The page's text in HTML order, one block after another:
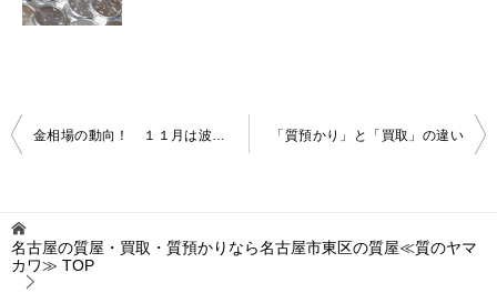
投
ビ
ゲ
金相場の動向！ １１月は波乱の様相？ 「質預かり」と「買取」の違い
名古屋の質屋・買取・質預かりなら名古屋市東区の質屋≪質のヤマ
カワ≫ TOP